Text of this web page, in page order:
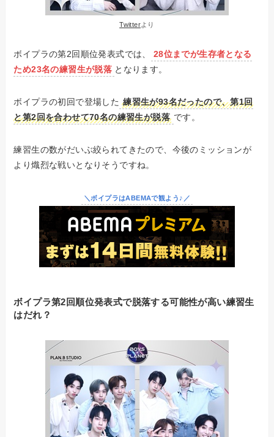
Twitterより
ボイプラの第2回順位発表式では、
28位までが生存者となる
ため23名の練習生が脱落 となります。
ボイプラの初回で登場した 練習生が93名だったので、第1回
と第2回を合わせて70名の練習生が脱落 です。
練習生の数がだいぶ絞られてきたので、今後のミッションが
より熾烈な戦いとなりそうですね。
＼ボイプラはABEMAで観よう♪／
ボイプラ第2回順位発表式で脱落する可能性が高い練習生
はだれ？